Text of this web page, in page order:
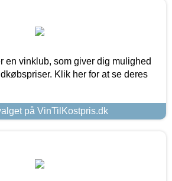
en vinklub, som giver dig mulighed
Klik her for at se deres
på VinTilKostpris.dk